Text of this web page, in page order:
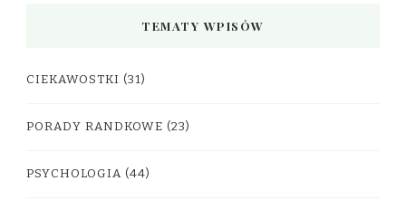
TEMATY WPISÓW
CIEKAWOSTKI (31)
PORADY RANDKOWE (23)
PSYCHOLOGIA (44)